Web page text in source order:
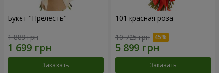
Букет "Прелесть"
1 888 грн
Заказать
101 красная роза
10 725 грн
Заказать